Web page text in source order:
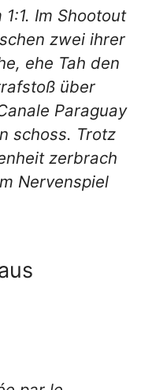
Im Shootout
zwei ihrer
ehe Tah den
über
Paraguay
schoss. Trotz
zerbrach
Nervenspiel